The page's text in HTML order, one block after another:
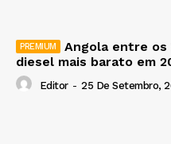
Angola entre os
diesel mais barato em
Editor - 25 De Setembro,